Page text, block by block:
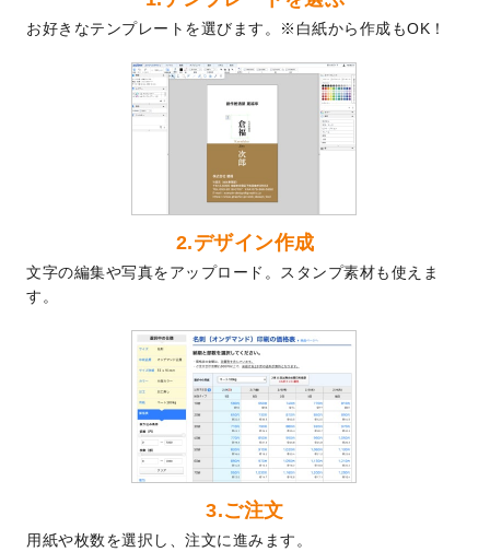
なりました！
プラスチックカードのデザインテンプレー
トを追加しました。
回数券のデザインテンプレート
した。
暑中見舞いのデザインテンプレート
しました。
メッセージカードのデザインテンプレート
を追加しました。
2024/6/14
エコノミータイプののぼりが作成できるよ
うになりました！
【新商品】のぼり
が作成できるようになり
ました！
DMのデザインテンプレートを追加しまし
た。
【新商品】ステッカー
なりました！
お好きなテンプレートを選びます。※白紙から作成もOK！
2.デザイン作成
文字の編集や写真をアップロード。スタンプ素材も使えま
す。
3.ご注文
用紙や枚数を選択し、注文に進みます。